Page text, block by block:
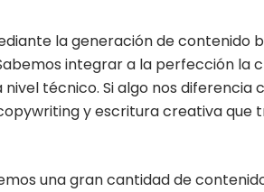
la generación de contenido
integrar a la perfección la
técnico. Si algo nos diferencia
y escritura creativa que
una gran cantidad de